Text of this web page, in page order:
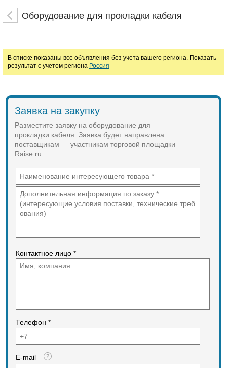
Защитные и аварийные ограждения
Цена
Оборудование для прокладки кабеля
В списке показаны все объявления без учета вашего региона. Показать
результат с учетом региона Россия
Заявка на закупку
Разместите заявку на оборудование для
прокладки кабеля. Заявка будет направлена
поставщикам — участникам торговой площадки
Raise.ru.
Контактное лицо *
Телефон *
E-mail